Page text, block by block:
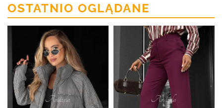
OSTATNIO OGLĄDANE